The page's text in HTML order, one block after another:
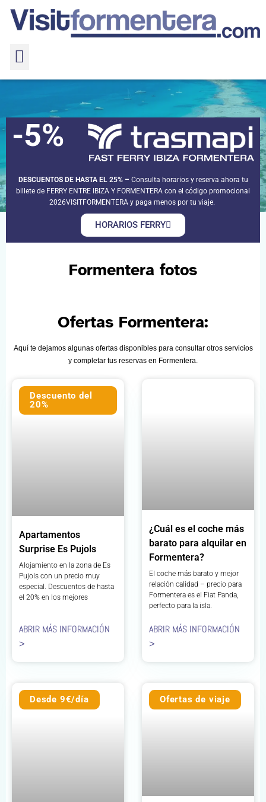
Formentera fotos
Formentera fotos
-5%
DESCUENTOS DE HASTA EL 25% – Consulta horarios y reserva ahora tu
billete de FERRY ENTRE IBIZA Y FORMENTERA con el código promocional
2026VISITFORMENTERA y paga menos por tu viaje.
HORARIOS FERRY
Formentera fotos
Ofertas Formentera:
Aquí te dejamos algunas ofertas disponibles para consultar otros servicios
y completar tus reservas en Formentera.
Descuento del
20%
Apartamentos
Surprise Es Pujols
Alojamiento en la zona de Es
Pujols con un precio muy
especial. Descuentos de hasta
el 20% en los mejores
ABRIR MÁS INFORMACIÓN
>
¿Cuál es el coche más
barato para alquilar en
Formentera?
El coche más barato y mejor
relación calidad – precio para
Formentera es el Fiat Panda,
perfecto para la isla.
ABRIR MÁS INFORMACIÓN
>
Desde 9€/día Ofertas de viaje